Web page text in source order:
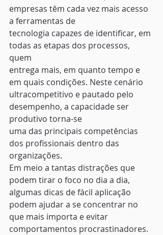
empresas têm cada vez mais acesso
a ferramentas de
tecnologia capazes de identificar, em
todas as etapas dos processos,
quem
entrega mais, em quanto tempo e
em quais condições. Neste cenário
ultracompetitivo e pautado pelo
desempenho, a capacidade ser
produtivo torna-se
uma das principais competências
dos profissionais dentro das
organizações.
Em meio a tantas distrações que
podem tirar o foco no dia a dia,
algumas dicas de fácil aplicação
podem ajudar a se concentrar no
que mais importa e evitar
comportamentos procrastinadores.